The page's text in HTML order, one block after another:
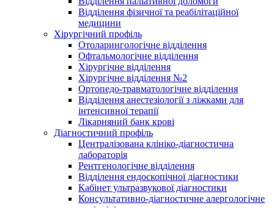
Відділення фізичної та реабілітаційної
медицини
Хірургічний профіль
Отоларингологічне відділення
Офтальмологічне відділення
Хірургічне відділення
Хірургічне відділення №2
Ортопедо-травматологічне відділення
Відділення анестезіології з ліжками для
інтенсивної терапії
Лікарняний банк крові
Діагностичний профіль
Централізована клініко-діагностична
лабораторія
Рентгенологічне відділення
Відділення ендоскопічної діагностики
Кабінет ультразвукової діагностики
Консультативно-діагностичне алергологічне